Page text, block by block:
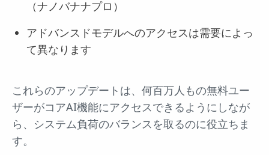
（ナノバナナプロ）
アドバンスドモデルへのアクセスは需要によっ
て異なります
これらのアップデートは、何百万人もの無料ユー
ザーがコアAI機能にアクセスできるようにしなが
ら、システム負荷のバランスを取るのに役立ちま
す。